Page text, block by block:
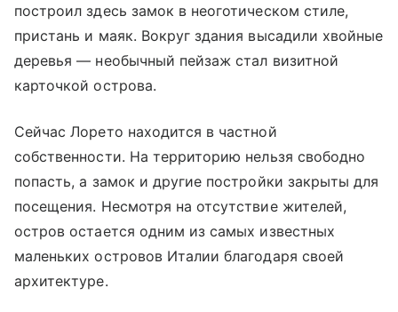
построил здесь замок в неоготическом стиле,
пристань и маяк. Вокруг здания высадили хвойные
деревья — необычный пейзаж стал визитной
карточкой острова.
Сейчас Лорето находится в частной
собственности. На территорию нельзя свободно
попасть, а замок и другие постройки закрыты для
посещения. Несмотря на отсутствие жителей,
остров остается одним из самых известных
маленьких островов Италии благодаря своей
архитектуре.